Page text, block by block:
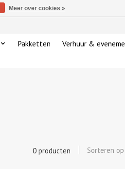
Pakketten
Verhuur &
0 producten Sorteren op
Meer over cookies »